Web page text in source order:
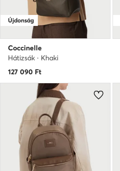
Újdonság
Coccinelle
Hátizsák · Khaki
127 090 Ft